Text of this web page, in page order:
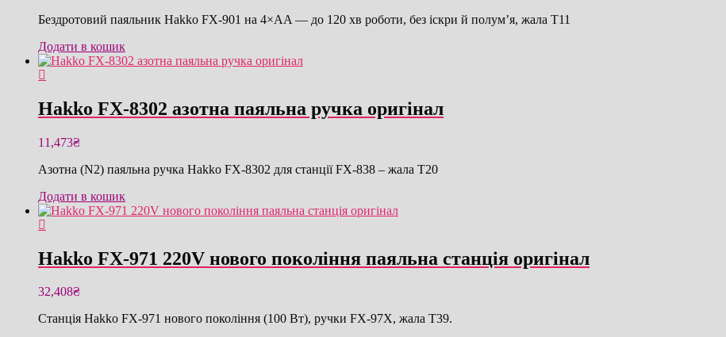
Бездротовий паяльник Hakko FX-901 на 4×AA — до 120 хв роботи, без іскри й полум’я, жала T11
Додати в кошик
Hakko FX-8302 азотна паяльна ручка оригінал
11,473₴
Азотна (N2) паяльна ручка Hakko FX-8302 для станції FX-838 – жала T20
Додати в кошик
Hakko FX-971 220V нового покоління паяльна станція оригінал
32,408₴
Станція Hakko FX-971 нового покоління (100 Вт), ручки FX-97X, жала T39.